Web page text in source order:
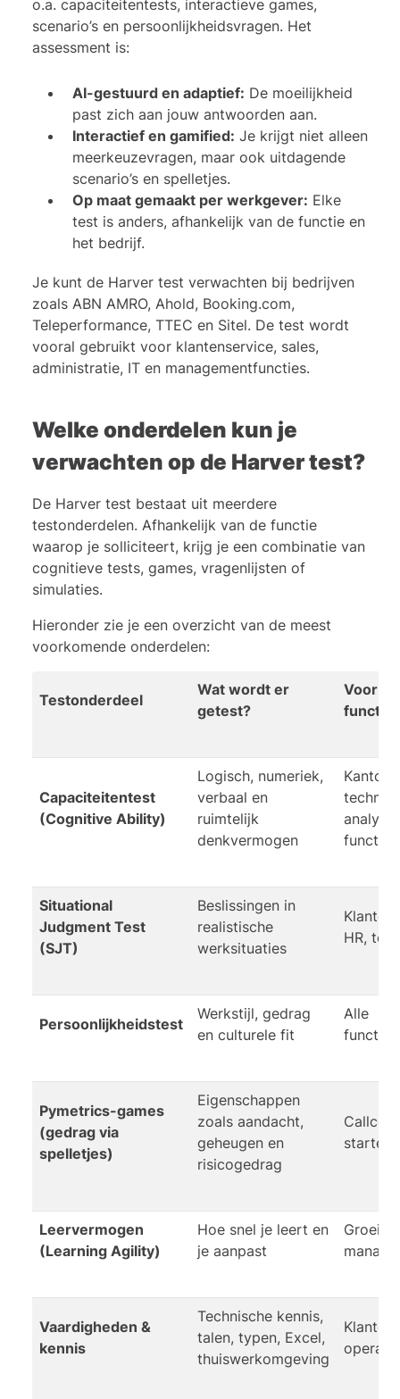
Harver persoonlijkheidstest
o.a. capaciteitentests, interactieve games,
scenario’s en persoonlijkheidsvragen. Het
assessment is:
AI-gestuurd en adaptief: De moeilijkheid
past zich aan jouw antwoorden aan.
Interactief en gamified: Je krijgt niet alleen
meerkeuzevragen, maar ook uitdagende
scenario’s en spelletjes.
Op maat gemaakt per werkgever: Elke
test is anders, afhankelijk van de functie en
het bedrijf.
Je kunt de Harver test verwachten bij bedrijven
zoals ABN AMRO, Ahold, Booking.com,
Teleperformance, TTEC en Sitel. De test wordt
vooral gebruikt voor klantenservice, sales,
administratie, IT en managementfuncties.
Welke onderdelen kun je
verwachten op de Harver test?
De Harver test bestaat uit meerdere
testonderdelen. Afhankelijk van de functie
waarop je solliciteert, krijg je een combinatie van
cognitieve tests, games, vragenlijsten of
simulaties.
Hieronder zie je een overzicht van de meest
voorkomende onderdelen:
Testonderdeel
Wat wordt er
getest?
Voor
Capaciteitentest
(Cognitive Ability)
Logisch, numeriek,
verbaal en
ruimtelijk
denkvermogen
functies
Situational
Judgment Test
(SJT)
Beslissingen in
realistische
werksituaties
HR,
Persoonlijkheidstest
Werkstijl, gedrag
en culturele fit
Alle
Pymetrics-games
(gedrag via
spelletjes)
Eigenschappen
zoals aandacht,
geheugen en
risicogedrag
Leervermogen
(Learning Agility)
Hoe snel je leert en
je aanpast
Vaardigheden &
kennis
Technische kennis,
talen, typen, Excel,
thuiswerkomgeving